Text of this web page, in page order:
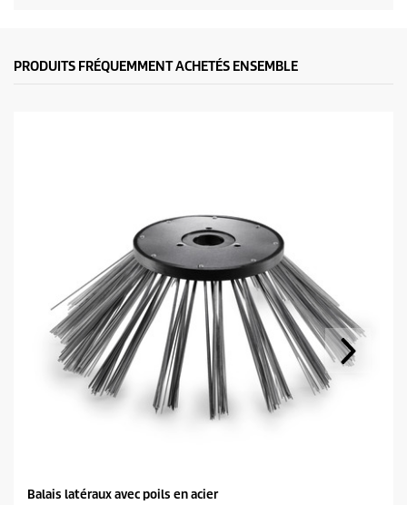
PRODUITS FRÉQUEMMENT ACHETÉS ENSEMBLE
Balais latéraux avec poils en acier